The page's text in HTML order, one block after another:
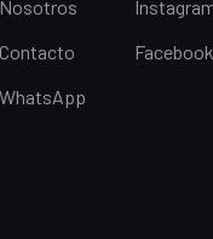
Nosotros
Contacto
WhatsApp
Facebook